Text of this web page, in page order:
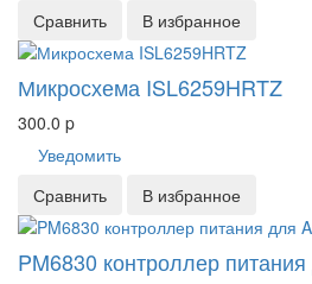
Сравнить
В избранное
Микросхема ISL6259HRTZ
300.0 p
Уведомить
Сравнить
В избранное
PM6830 контроллер